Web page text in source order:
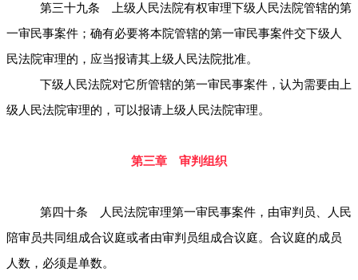
第三十九条 上级人民法院有权审理下级人民法院管辖的第
一审民事案件；确有必要将本院管辖的第一审民事案件交下级人
民法院审理的，应当报请其上级人民法院批准。
下级人民法院对它所管辖的第一审民事案件，认为需要由上
级人民法院审理的，可以报请上级人民法院审理。
第三章 审判组织
第四十条 人民法院审理第一审民事案件，由审判员、人民
陪审员共同组成合议庭或者由审判员组成合议庭。合议庭的成员
人数，必须是单数。